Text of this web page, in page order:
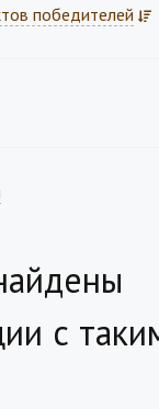
победителей
с